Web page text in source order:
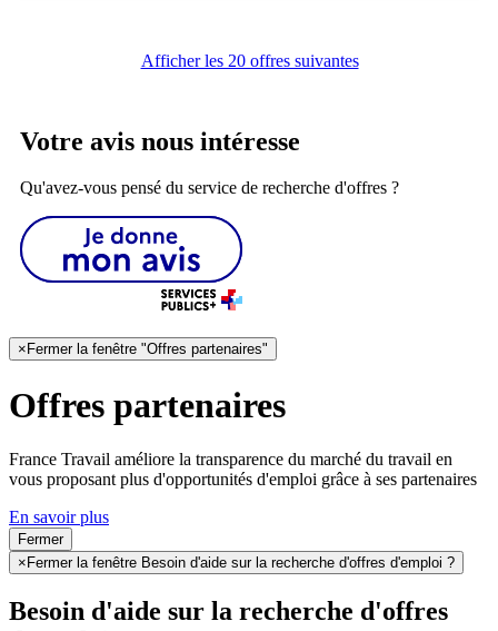
Afficher les 20 offres suivantes
Votre avis nous intéresse
Qu'avez-vous pensé du service de recherche d'offres ?
× Fermer la fenêtre "Offres partenaires"
Offres partenaires
France Travail améliore la transparence du marché du travail en
vous proposant plus d'opportunités d'emploi grâce à ses partenaires
En savoir plus
Fermer
× Fermer la fenêtre Besoin d'aide sur la recherche d'offres d'emploi ?
Besoin d'aide sur la recherche d'offres